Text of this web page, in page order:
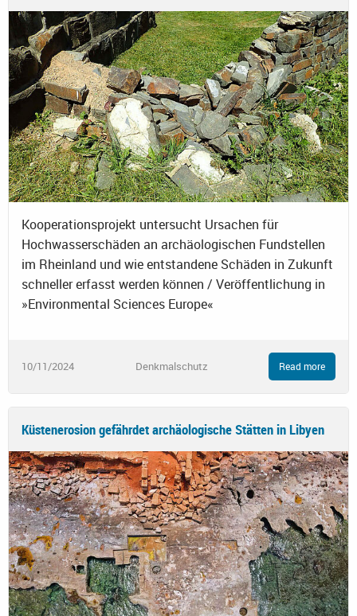
Kooperationsprojekt untersucht Ursachen für
Hochwasserschäden an archäologischen Fundstellen
im Rheinland und wie entstandene Schäden in Zukunft
schneller erfasst werden können / Veröffentlichung in
»Environmental Sciences Europe«
10/11/2024 Denkmalschutz Read more
Küstenerosion gefährdet archäologische Stätten in Libyen